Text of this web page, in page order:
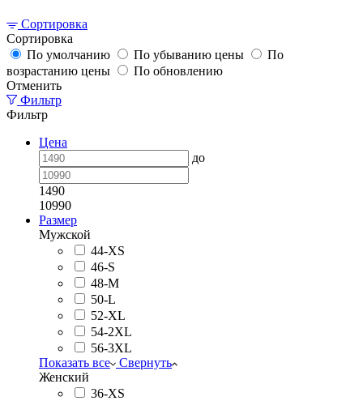
Сортировка
Сортировка
По умолчанию
По убыванию цены
По
возрастанию цены
По обновлению
Отменить
Фильтр
Фильтр
Цена
до
1490
10990
Размер
Мужской
44-XS
46-S
48-M
50-L
52-XL
54-2XL
56-3XL
Показать все
Свернуть
Женский
36-XS